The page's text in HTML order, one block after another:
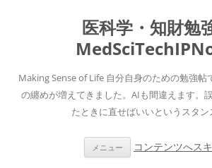
医科学・知財勉
Making Sense of Life 自分自身のための勉強帖
の纏めが増えてきました。AIも間違えます。
たときに直せばいいというスタン
メニュー コンテンツへス